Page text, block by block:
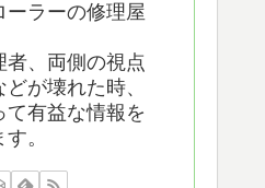
ーラーの修理屋
、両側の視点
が壊れた時、
有益な情報を
。